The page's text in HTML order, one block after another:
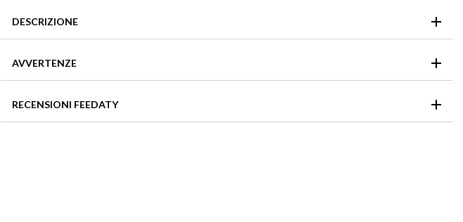
DESCRIZIONE
AVVERTENZE
RECENSIONI FEEDATY